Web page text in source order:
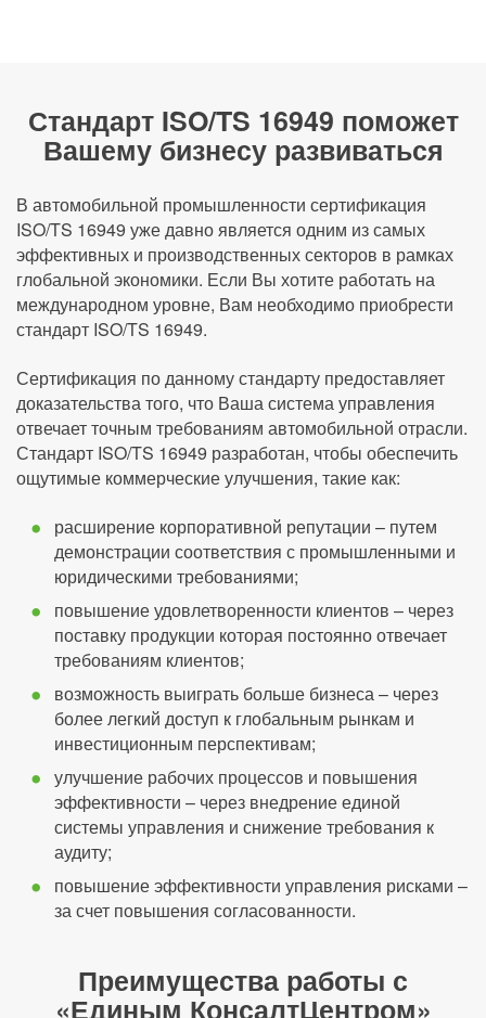
Стандарт ISO/TS 16949 поможет
Вашему бизнесу развиваться
В автомобильной промышленности сертификация
ISO/TS 16949 уже давно является одним из самых
эффективных и производственных секторов в рамках
глобальной экономики. Если Вы хотите работать на
международном уровне, Вам необходимо приобрести
стандарт ISO/TS 16949.
Сертификация по данному стандарту предоставляет
доказательства того, что Ваша система управления
отвечает точным требованиям автомобильной отрасли.
Стандарт ISO/TS 16949 разработан, чтобы обеспечить
ощутимые коммерческие улучшения, такие как:
расширение корпоративной репутации – путем
демонстрации соответствия с промышленными и
юридическими требованиями;
повышение удовлетворенности клиентов – через
поставку продукции которая постоянно отвечает
требованиям клиентов;
возможность выиграть больше бизнеса – через
более легкий доступ к глобальным рынкам и
инвестиционным перспективам;
улучшение рабочих процессов и повышения
эффективности – через внедрение единой
системы управления и снижение требования к
аудиту;
повышение эффективности управления рисками –
за счет повышения согласованности.
Преимущества работы с
«Единым КонсалтЦентром»